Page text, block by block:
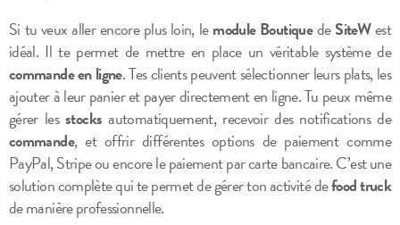
Si tu veux aller encore plus loin, lemodule BoutiquedeSiteWest
idéal. Il te permet de mettre en place un véritable système de
commande en ligne. Tes clients peuvent sélectionner leurs plats, les
ajouter à leur panier et payer directement en ligne. Tu peux même
gérer lesstocks automatiquement, recevoir des notifications de
commande, et offrir différentes options de paiement comme
PayPal, Stripe ou encore le paiement par carte bancaire. C’est une
solution complète qui te permet de gérer ton activité defood truck
de manière professionnelle.